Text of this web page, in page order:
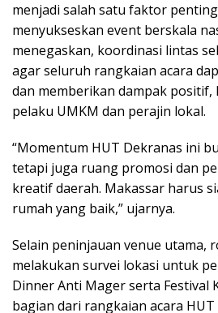
menjadi salah satu faktor
menyukseskan event berskala
menegaskan, koordinasi lintas
agar seluruh rangkaian acara
dan memberikan dampak positif,
pelaku UMKM dan perajin lokal.
“Momentum HUT Dekranas ini
tetapi juga ruang promosi dan
kreatif daerah. Makassar harus
rumah yang baik,” ujarnya.
Selain peninjauan venue utama,
melakukan survei lokasi untuk
Dinner Anti Mager serta Festival
bagian dari rangkaian acara HUT